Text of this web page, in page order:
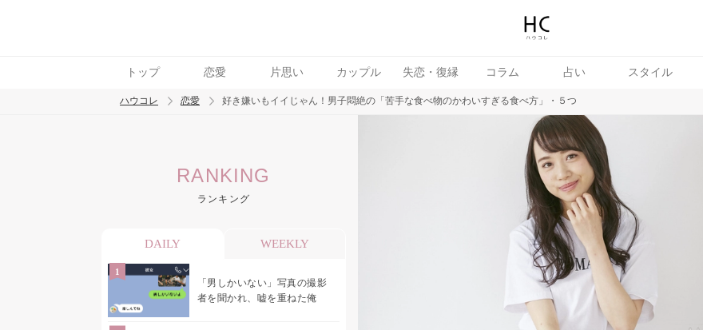
トップ 恋愛 片思い カップル 失恋・復縁 コラム 占い スタイル
トレンド ワード
ハウコレ 恋愛 好き嫌いもイイじゃん！男子悶絶の「苦手な食べ物のかわいすぎる食べ方」・５つ
RANKING
ランキング
DAILY WEEKLY
「男しかいない」写真の撮影
者を聞かれ、嘘を重ねた俺